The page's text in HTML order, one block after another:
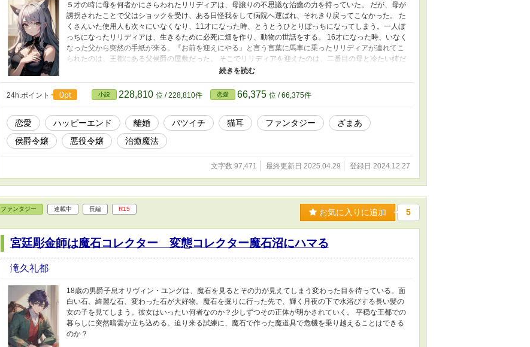
５才の時に母を何者かにさらわれたリリディアは、母譲りの不思議な治癒の力を持っていた。 だが、母が
誘拐されたことで父はショックを受け、ある日怪我をして病院へ運ばれ、それきり戻ってこなかった。 た
くさんいた使用人も次々にいなくなり、11才になった時、とうとうひとりぼっちになってしまう。一人ぼ
っちになったリリディアは、生きるために必死に畑を作り、動物の世話をする。 16才になった時、いなく
なった父から突然の手紙が来る。『お前を迎えにやる』と言う言葉に馬車に乗ったリリディアが連れてこ
られたのは、王都にある父侯爵の屋敷だった。 そこでリリディアを迎えたのは、二番目の母と冷たい姉だ
った。父侯爵に再会したリリディアに父の言葉が響く。『お前はこの国の王太子と結婚するんだ』 無理や
り結婚させられたリリディアを待っていたのは、重い心臓の病を患った王太子だった。 『治癒の力』を使
って王太子の病気を完治させたリリディアは、病気で死んだことにされ、お城から追放される。 男の子に
扮して城を出たリリディアは、その夜木の上で夜を明かす。すると、その木の下で二人の男が戦い始め
た。 誘われて隣国に一緒について行くと、その年若い男は隣国の王子だった。 結婚を申し込まれたリリ
ディアだが断ると、さらわれた母の行方を知っていると言われ、一緒に旅に出ることになった。
24h.ポイント 0pt 小説 228,810 位 / 228,810件 恋愛 66,375 位 / 66,375件
恋愛 ハッピーエンド 離婚 バツイチ 猫耳 ファンタジー
ざまあ
侯爵令嬢
悪役令嬢 治癒魔法
文字数 97,471 最終更新日 2025.04.29 登録日 2024.12.27
ファンタジー 連載中 長編 R15 お気に入りに追加 5
宮廷彫金師は魔石コレクター 変態コレクター魔石沼にハマる
滝久礼都
18歳の男爵子息オリヴィン・ユングは、魔石を見るとその力が見えてしまう変わった目を待っている。面
白い石、綺麗な石、変わった石が大好物。魔石を掘りに行った先で、輝く月夜の下で水浴びする長い髪の
女の子を見てしまう。彼女はいったい何者なのか？少しずつその正体が明かされていく。 平穏な王都での
暮らしに突然暗雲が立ち込める。迫り来る試練に、魔石で作った魔道具で危機を乗り越えることはできる
のか？